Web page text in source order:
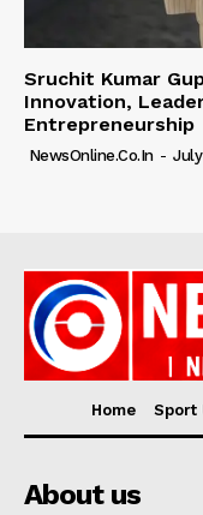
Sruchit Kumar
Innovation,
Entrepreneurship
NewsOnline.co.in -
Home Sport
About us